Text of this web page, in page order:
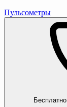
Пульсометры
Бесплатно